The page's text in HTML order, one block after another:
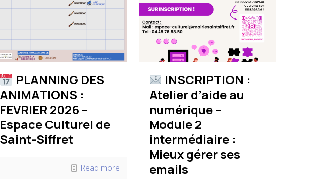
PLANNING DES
ANIMATIONS :
FEVRIER 2026 –
Espace Culturel de
Saint-Siffret
Read more
INSCRIPTION :
Atelier d’aide au
numérique –
Module 2
intermédiaire :
Mieux gérer ses
emails